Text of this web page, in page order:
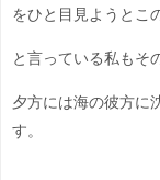
をひと目見ようとこ
と言っている私もそ
夕方には海の彼方に
す。